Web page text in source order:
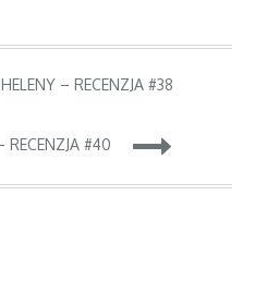
– RECENZJA #38
RECENZJA #40